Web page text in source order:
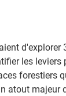
d'explorer
les
forestiers
atout